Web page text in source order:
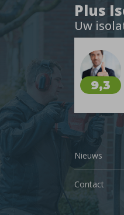
Plus
Uw
9,3
Nieuws
Contact